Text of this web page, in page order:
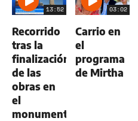
13:52
Recorrido
tras la
finalización
de las
obras en
el
monumento
03:02
Carrio en
el
programa
de Mirtha